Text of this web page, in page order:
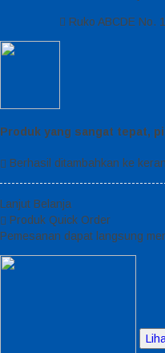
Ruko ABCDE No.
Produk yang sangat tepat,
Berhasil ditambahkan ke
Lanjut Belanja
Produk Quick Order
Pemesanan dapat langsung